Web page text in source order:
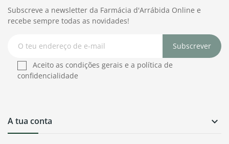
A tua conta 
Subscreve a newsletter da Farmácia d'Arrábida Online e
recebe sempre todas as novidades!
Subscrever
Aceito as condições gerais e a política de
confidencialidade